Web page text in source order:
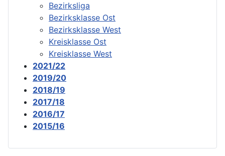
Bezirksliga
Bezirksklasse Ost
Bezirksklasse West
Kreisklasse Ost
Kreisklasse West
2021/22
2019/20
2018/19
2017/18
2016/17
2015/16